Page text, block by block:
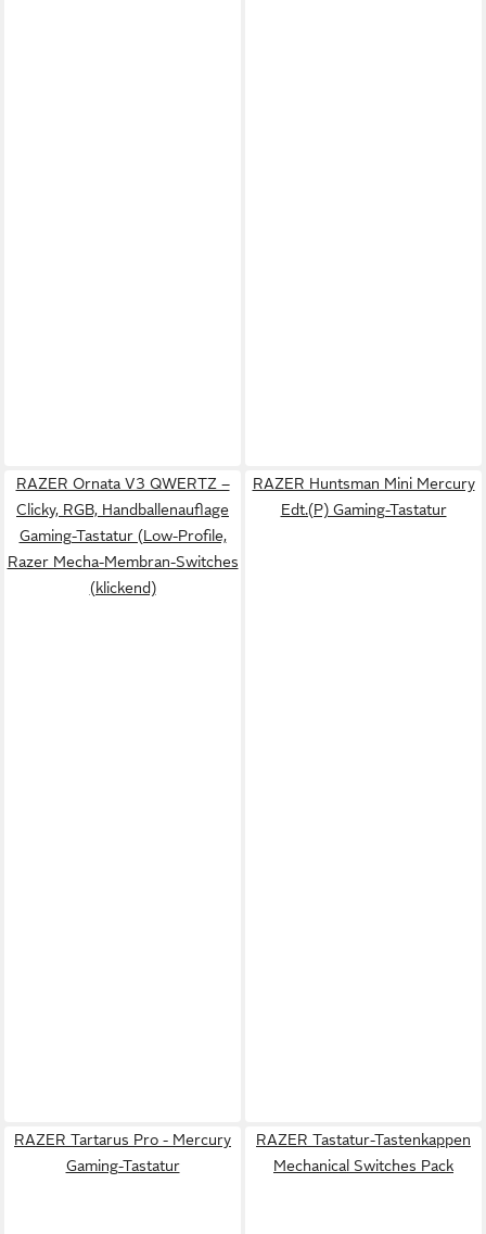
RAZER Ornata V3 QWERTZ –
Clicky, RGB, Handballenauflage
Gaming-Tastatur (Low-Profile,
Razer Mecha-Membran-Switches
(klickend)
RAZER Huntsman Mini Mercury
Edt.(P) Gaming-Tastatur
RAZER Tartarus Pro - Mercury
Gaming-Tastatur
RAZER Tastatur-Tastenkappen
Mechanical Switches Pack